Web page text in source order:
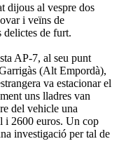
dijous al vespre dos
i veïns de
delictes de furt.
AP-7, al seu punt
(Alt Empordà),
va estacionar el
uns lladres van
del vehicle una
i 2600 euros. Un cop
investigació per tal de